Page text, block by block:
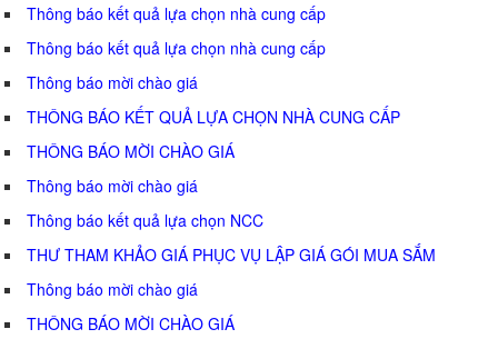
Thông báo kết quả lựa chọn nhà cung cấp
Thông báo kết quả lựa chọn nhà cung cấp
Thông báo mời chào giá
THÔNG BÁO KẾT QUẢ LỰA CHỌN NHÀ CUNG CẤP
THÔNG BÁO MỜI CHÀO GIÁ
Thông báo mời chào giá
Thông báo kết quả lựa chọn NCC
THƯ THAM KHẢO GIÁ PHỤC VỤ LẬP GIÁ GÓI MUA SẮM
Thông báo mời chào giá
THÔNG BÁO MỜI CHÀO GIÁ